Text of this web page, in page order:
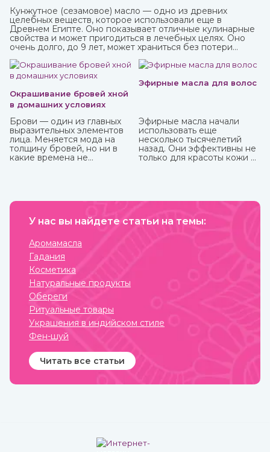
Кунжутное (сезамовое) масло — одно из древних
целебных веществ, которое использовали еще в
Древнем Египте. Оно показывает отличные кулинарные
свойства и может пригодиться в лечебных целях. Оно
очень долго, до 9 лет, может храниться без потери
Окрашивание бровей хной
в домашних условиях
Брови — один из главных
выразительных элементов
лица. Меняется мода на
толщину бровей, но ни в
какие времена не
достались яркие брови, но
средства можно не только
И это хна, которую можно
приобрести в интернет-
магазине ИндоКитай.
Эфирные масла для волос
Эфирные масла начали
использовать еще
несколько тысячелетий
назад. Они эффективны не
только для красоты кожи и
самостоятельно, некоторые
маслом из-за весьма
У нас вы найдете статьи на темы:
Аромамасла
Гадания
Косметика
Натуральные продукты
Обереги
Ритуальные товары
Украшения в индийском стиле
Фен-шуй
Читать все статьи